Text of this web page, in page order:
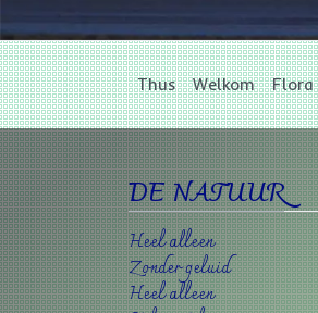
Thus Welkom Flora
DE NATUUR
Heel alleen
Zonder geluid
Heel alleen